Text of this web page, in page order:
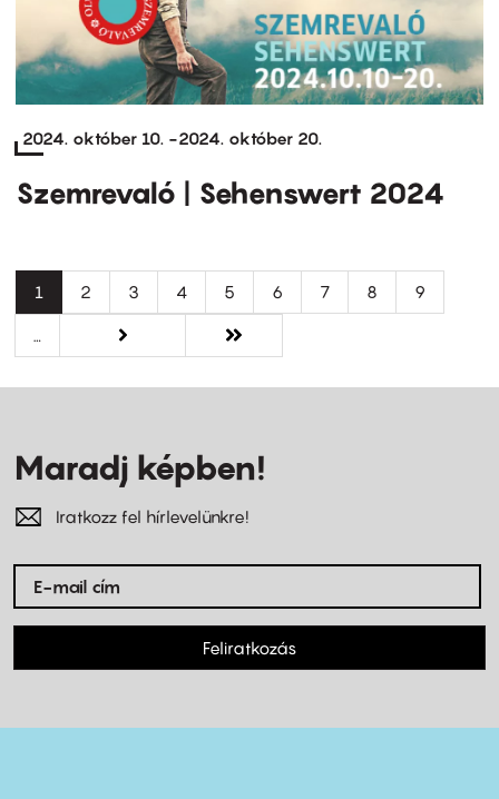
2024. október 10. -2024. október 20.
Szemrevaló | Sehenswert 2024
Oldalszámozás
Jelenlegi
oldal
1 Oldal
2 Oldal
3 Oldal
4 Oldal
5 Oldal
6 Oldal
7 Oldal
8 Oldal
9
…
Következő
oldal
következő ›
Utolsó
oldal
utolsó »
Maradj képben!
Iratkozz fel hírlevelünkre!
Feliratkozás